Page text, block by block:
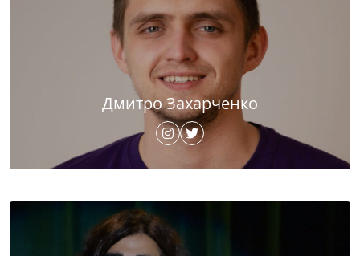
Дмитро Захарченко